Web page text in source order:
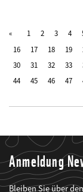
1 2 3 4
16
17 18 19
30
31 32 33
44
45 46 47
Anmeldung
Bleiben Sie über